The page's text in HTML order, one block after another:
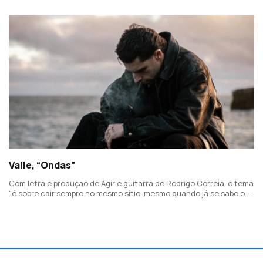
Valle, “Ondas”
Com letra e produção de Agir e guitarra de Rodrigo Correia, o tema
“é sobre cair sempre no mesmo sítio, mesmo quando já se sabe o